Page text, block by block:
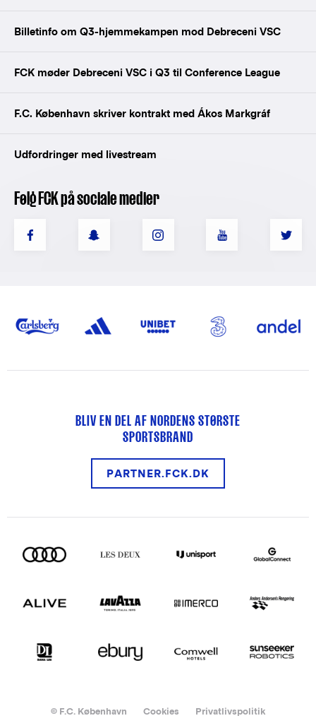
Billetinfo om Q3-hjemmekampen mod Debreceni VSC
FCK møder Debreceni VSC i Q3 til Conference League
F.C. København skriver kontrakt med Ákos Markgráf
Udfordringer med livestream
Følg FCK på sociale medier
BLIV EN DEL AF NORDENS STØRSTE
SPORTSBRAND
PARTNER.FCK.DK
© F.C. København Cookies Privatlivspolitik